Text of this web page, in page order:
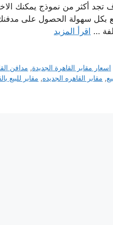
أكثر من نموذج يمكنك
بكل سهولة الحصول على
… اقرأ المزيد
اسعار مقابر القاهرة الجديدة, مدافن
, مقابر القاهره الجديده, مقابر للبيع